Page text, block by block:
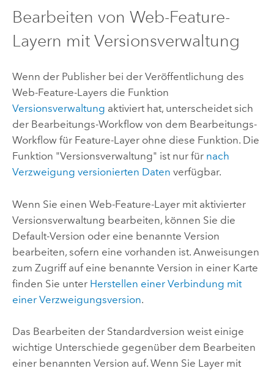
Bearbeiten von Web-Feature-
Layern mit Versionsverwaltung
Wenn der Publisher bei der Veröffentlichung des
Web-Feature-Layers die Funktion
Versionsverwaltung aktiviert hat, unterscheidet sich
der Bearbeitungs-Workflow von dem Bearbeitungs-
Workflow für Feature-Layer ohne diese Funktion. Die
Funktion "Versionsverwaltung" ist nur für nach
Verzweigung versionierten Daten verfügbar.
Wenn Sie einen Web-Feature-Layer mit aktivierter
Versionsverwaltung bearbeiten, können Sie die
Default-Version oder eine benannte Version
bearbeiten, sofern eine vorhanden ist. Anweisungen
zum Zugriff auf eine benannte Version in einer Karte
finden Sie unter Herstellen einer Verbindung mit
einer Verzweigungsversion.
Das Bearbeiten der Standardversion weist einige
wichtige Unterschiede gegenüber dem Bearbeiten
einer benannten Version auf. Wenn Sie Layer mit